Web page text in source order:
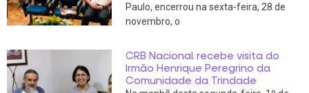
Paulo, encerrou na sexta-feira, 28 de
novembro, o
CRB Nacional recebe visita do
Irmão Henrique Peregrino da
Comunidade da Trindade